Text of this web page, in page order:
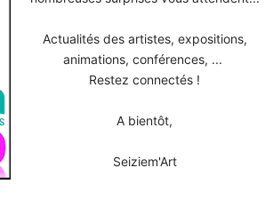
Actualités des artistes, expositions,
animations, conférences, ...
Restez connectés !
A bientôt,
Seiziem'Art